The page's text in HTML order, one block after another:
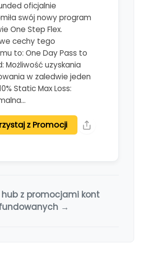
oficjalnie
swój nowy program
One Step Flex.
cechy tego
to: One Day Pass to
Możliwość uzyskania
w zaledwie jeden
Static Max Loss:
z Promocji
z promocjami kont
→